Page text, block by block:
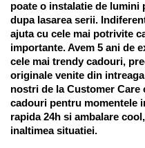
poate o instalatie de lumini
dupa lasarea serii.
ajuta cu cele mai potrivite
importante. Avem 5 ani de
cele mai trendy cadouri,
originale venite din
nostri de la Customer Care
cadouri pentru momentele
rapida 24h si ambalare
inaltimea situatiei.